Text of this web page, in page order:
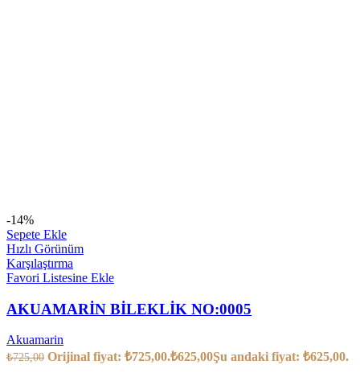
-14%
Sepete Ekle
Hızlı Görünüm
Karşılaştırma
Favori Listesine Ekle
AKUAMARİN BİLEKLİK NO:0005
Akuamarin
₺725,00 Orijinal fiyat: ₺725,00.₺625,00Şu andaki fiyat: ₺625,00.